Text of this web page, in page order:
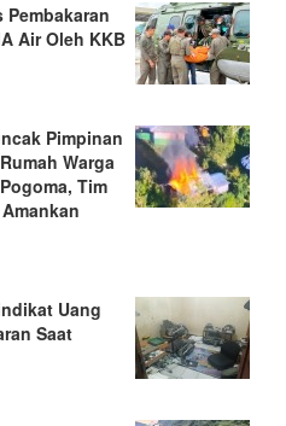
Air Oleh KKB
Pimpinan
Warga
Tim
Uang
Saat